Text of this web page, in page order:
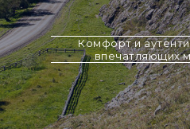
Комфорт и
впечатляющих